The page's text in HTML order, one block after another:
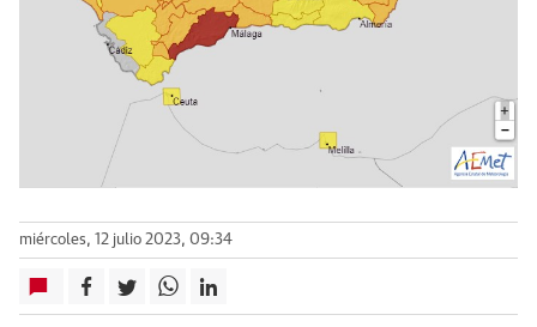
miércoles, 12 julio 2023, 09:34